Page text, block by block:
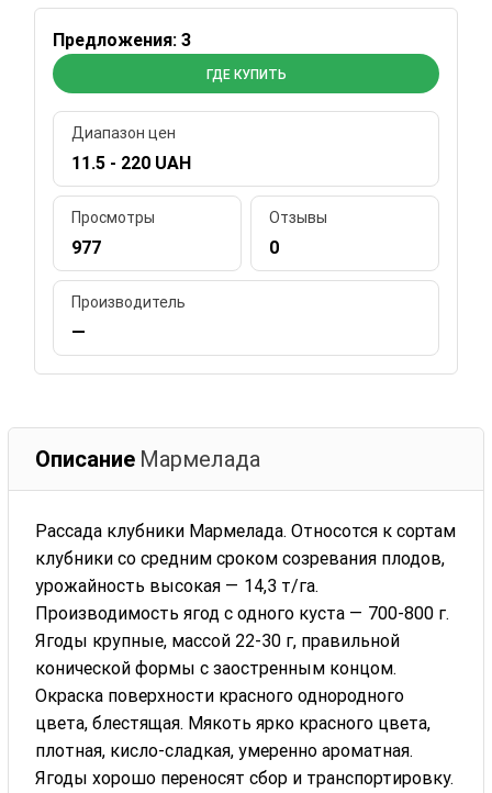
Предложения: 3
ГДЕ КУПИТЬ
Диапазон цен
11.5 - 220 UAH
Просмотры
977
Отзывы
0
Производитель
—
Описание Мармелада
Рассада клубники Мармелада. Относотся к сортам
клубники со средним сроком созревания плодов,
урожайность высокая — 14,3 т/га.
Производимость ягод с одного куста — 700-800 г.
Ягоды крупные, массой 22-30 г, правильной
конической формы с заостренным концом.
Окраска поверхности красного однородного
цвета, блестящая. Мякоть ярко красного цвета,
плотная, кисло-сладкая, умеренно ароматная.
Ягоды хорошо переносят сбор и транспортировку.